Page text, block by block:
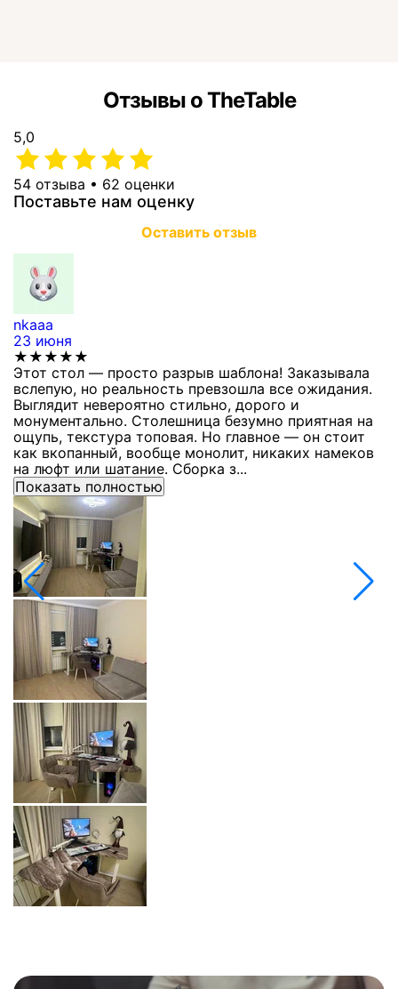
Отзывы о TheTable
5,0
54 отзыва • 62 оценки
Поставьте нам оценку
Оставить отзыв
nkaaa
23 июня
★★★★★
Этот стол — просто разрыв шаблона! Заказывала
вслепую, но реальность превзошла все ожидания.
Выглядит невероятно стильно, дорого и
монументально. Столешница безумно приятная на
ощупь, текстура топовая. Но главное — он стоит
как вкопанный, вообще монолит, никаких намеков
на люфт или шатание. Сборка з...
Показать полностью